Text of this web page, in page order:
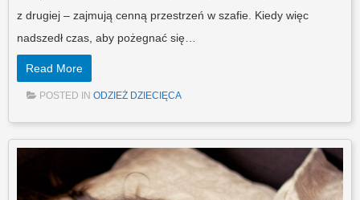
z drugiej – zajmują cenną przestrzeń w szafie. Kiedy więc
nadszedł czas, aby pożegnać się…
Read More
POSTED IN ODZIEŻ DZIECIĘCA